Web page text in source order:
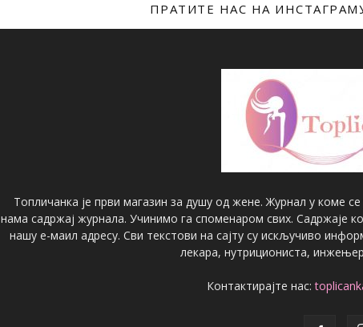
ПРАТИТЕ НАС НА
Топличанка је први магазин за душу од жене. Журнал у коме
нама садржај журнала. Учинимо га споменаром свих. Садржаје
нашу е-маил адресу. Сви текстови на сајту су искључиво
лекара, нутрициониста,
Контактирајте нас: